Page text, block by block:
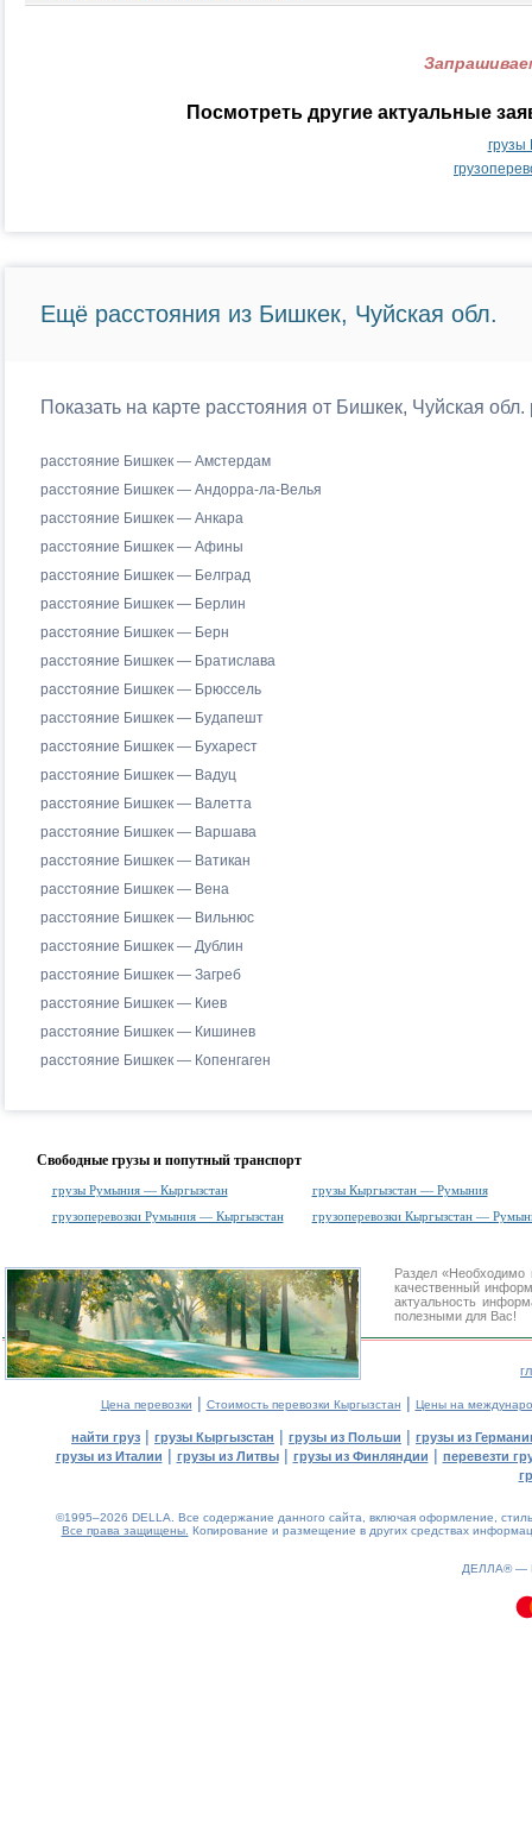
Посмотреть другие актуальные
Ещё расстояния из Бишкек, Чуйская обл.
Показать на карте расстояния от Бишкек, Чуйская
расстояние Бишкек — Амстердам
расстояние Бишкек — Андорра-ла-Велья
расстояние Бишкек — Анкара
расстояние Бишкек — Афины
расстояние Бишкек — Белград
расстояние Бишкек — Берлин
расстояние Бишкек — Берн
расстояние Бишкек — Братислава
расстояние Бишкек — Брюссель
расстояние Бишкек — Будапешт
расстояние Бишкек — Бухарест
расстояние Бишкек — Вадуц
расстояние Бишкек — Валетта
расстояние Бишкек — Варшава
расстояние Бишкек — Ватикан
расстояние Бишкек — Вена
расстояние Бишкек — Вильнюс
расстояние Бишкек — Дублин
расстояние Бишкек — Загреб
расстояние Бишкек — Киев
расстояние Бишкек — Кишинев
расстояние Бишкек — Копенгаген
Свободные грузы и попутный транспорт
грузы Румыния — Кыргызстан
грузы Кыргызстан — Румыния
грузоперевозки Румыния — Кыргызстан
грузоперевозки Кыргызстан —
Раздел
качественный
актуальность
полезными для Вас!
Цена перевозки | Стоимость перевозки Кыргызстан | Цены на
найти груз | грузы Кыргызстан | грузы из Польши | грузы из
грузы из Италии | грузы из Литвы| грузы из Финляндии | перевезти
©1995–2026 DELLA. Все содержание данного сайта, включая оформление,
Все права защищены. Копирование и размещение в других средствах
ДЕЛЛА® —